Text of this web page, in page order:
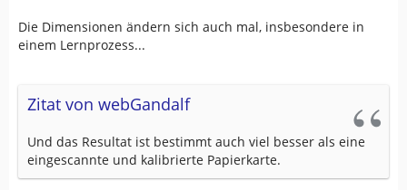
Die Dimensionen ändern sich auch mal, insbesondere in
einem Lernprozess...
Zitat von webGandalf
Und das Resultat ist bestimmt auch viel besser als eine
eingescannte und kalibrierte Papierkarte.